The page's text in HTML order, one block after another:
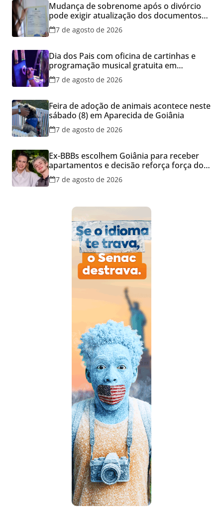
Mudança de sobrenome após o divórcio
pode exigir atualização dos documentos
dos filhos para evitar transtornos
7 de agosto de 2026
Dia dos Pais com oficina de cartinhas e
programação musical gratuita em
Aparecida de Goiânia
7 de agosto de 2026
Feira de adoção de animais acontece neste
sábado (8) em Aparecida de Goiânia
7 de agosto de 2026
Ex-BBBs escolhem Goiânia para receber
apartamentos e decisão reforça força do
mercado imobiliário da capital
7 de agosto de 2026